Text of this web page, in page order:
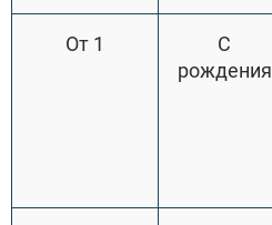
От 1
С
рождения